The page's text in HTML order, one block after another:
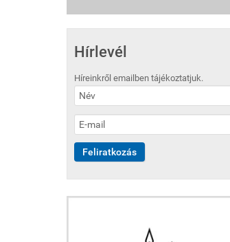
Hírlevél
Híreinkről emailben tájékoztatjuk.